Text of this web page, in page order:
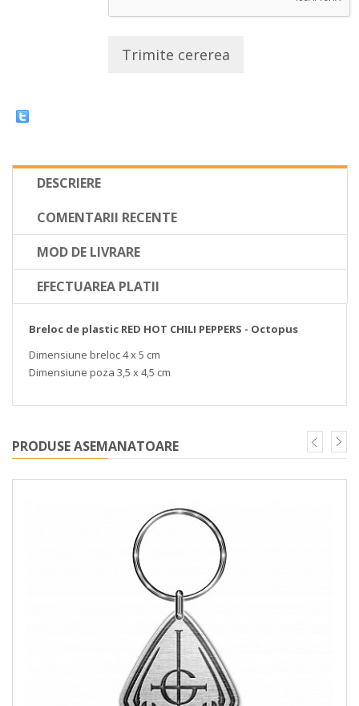
Trimite cererea
DESCRIERE
COMENTARII RECENTE
MOD DE LIVRARE
EFECTUAREA PLATII
Breloc de plastic RED HOT CHILI PEPPERS - Octopus
Dimensiune breloc 4 x 5 cm
Dimensiune poza 3,5 x 4,5 cm
PRODUSE ASEMANATOARE